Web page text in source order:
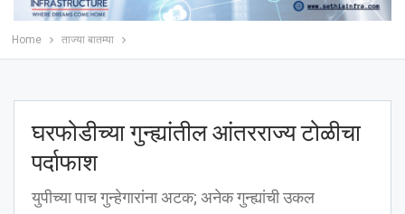
Home ताज्या बातम्या
घरफोडीच्या गुन्ह्यांतील आंतरराज्य टोळीचा
पर्दाफाश
युपीच्या पाच गुन्हेगारांना अटक; अनेक गुन्ह्यांची उकल